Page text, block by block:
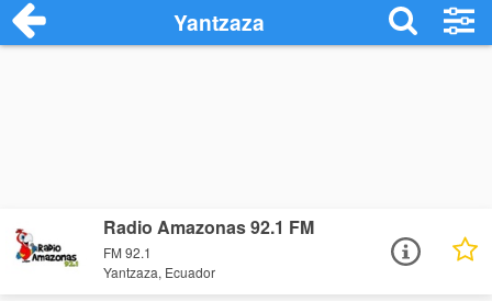
Yantzaza
Radio Amazonas 92.1 FM
FM 92.1
Yantzaza, Ecuador